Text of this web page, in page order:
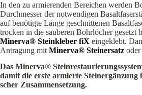
In den zu armie­renden Bereichen werden
Durch­messer der notwen­digen
auf benötigte Länge geschnit­tenen
trocken in die sauberen Bohrlöcher gesetzt
Minerva® Stein­kleber fiX einge­klebt.
Antragung mit Minerva® Stein­ersatz oder
Das Minerva®
damit die erste armierte
scher Zusammensetzung.